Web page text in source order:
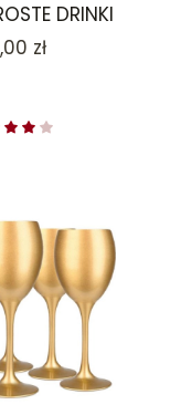
DRINKI
zł